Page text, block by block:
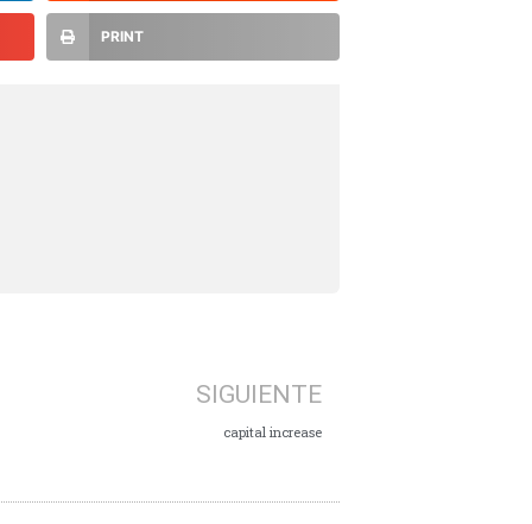
PRINT
SIGUIENTE
capital increase